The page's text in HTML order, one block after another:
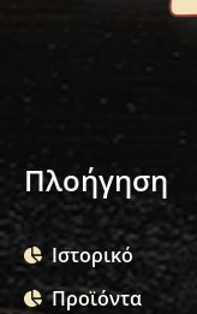
Πλοήγηση
Ιστορικό
Προϊόντα